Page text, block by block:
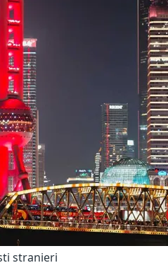
stranieri